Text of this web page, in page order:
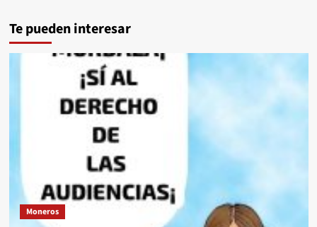
Te pueden interesar
Moneros